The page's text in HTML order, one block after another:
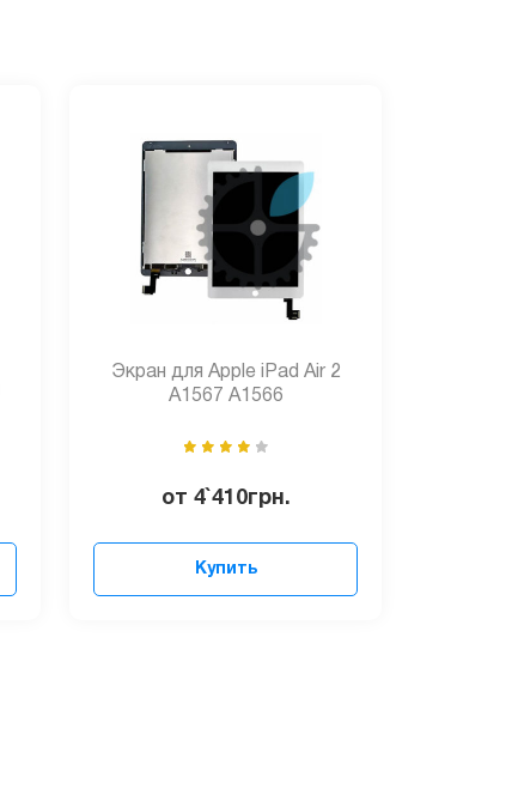
Экран для Apple iPad Air 2
A1567 A1566
от 4`410грн.
Купить